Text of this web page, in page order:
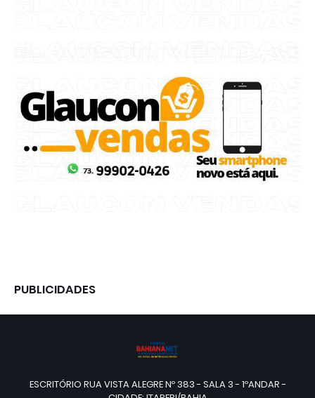
PUBLICIDADES
ESCRITÓRIO RUA VISTA ALEGRE Nº 383 - SALA 3 - 1ºANDAR -